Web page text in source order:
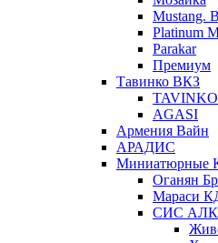
Mustang.
Platinum
Parakar
Премиум
Тавинко ВКЗ
TAVINKO
AGASI
Армения Вайн
АРАДИС
Миниатюрные
Оганян
Мараси
СИС